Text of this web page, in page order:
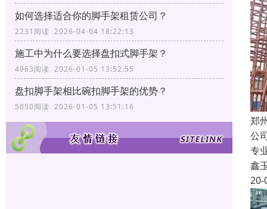
如何选择适合你的脚手架租赁公司？
2231阅读 2026-04-04 18:22:13
施工中为什么要选择盘扣式脚手架？
4963阅读 2026-01-05 13:52:55
盘扣脚手架相比碗扣脚手架的优势？
5050阅读 2026-01-05 13:51:16
郑
公
专
鑫
20-